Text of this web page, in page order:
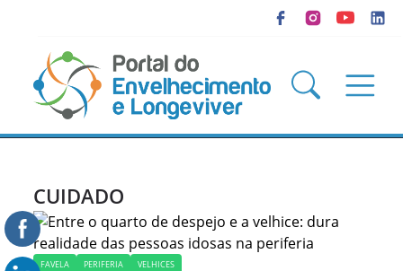
CUIDADO
FAVELA PERIFERIA VELHICES